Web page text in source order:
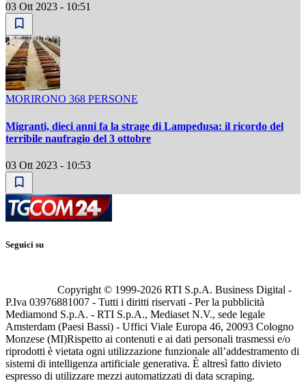
03 Ott 2023 - 10:51
MORIRONO 368 PERSONE
Migranti, dieci anni fa la strage di Lampedusa: il ricordo del
terribile naufragio del 3 ottobre
03 Ott 2023 - 10:53
Seguici su
Copyright © 1999-2026 RTI S.p.A. Business Digital -
P.Iva 03976881007 - Tutti i diritti riservati - Per la pubblicità
Mediamond S.p.A. - RTI S.p.A., Mediaset N.V., sede legale
Amsterdam (Paesi Bassi) - Uffici Viale Europa 46, 20093 Cologno
Monzese (MI)Rispetto ai contenuti e ai dati personali trasmessi e/o
riprodotti è vietata ogni utilizzazione funzionale all’addestramento di
sistemi di intelligenza artificiale generativa. È altresì fatto divieto
espresso di utilizzare mezzi automatizzati di data scraping.